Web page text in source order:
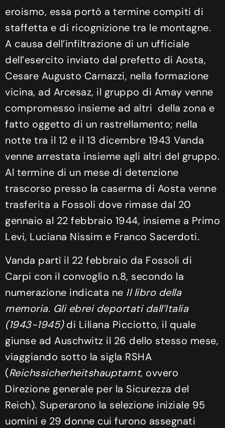
eroismo, essa portò a termine compiti di
staffetta e di ricognizione tra le montagne.
A causa dell’infiltrazione di un ufficiale
dell’esercito inviato dal prefetto di Aosta,
Cesare Augusto Carnazzi, nella formazione
vicina, ad Arcesaz, il gruppo di Amay venne
compromesso insieme ad altri della zona e
fatto oggetto di un rastrellamento; nella
notte tra il 12 e il 13 dicembre 1943 Vanda
venne arrestata insieme agli altri del gruppo.
Al termine di un mese di detenzione
trascorso presso la caserma di Aosta venne
trasferita a Fossoli dove rimase dal 20
gennaio al 22 febbraio 1944, insieme a Primo
Levi, Luciana Nissim e Franco Sacerdoti.
Vanda partì il 22 febbraio da Fossoli di
Carpi con il convoglio n.8, secondo la
numerazione indicata ne Il libro della
memoria. Gli ebrei deportati dall’Italia
(1943-1945)di Liliana Picciotto, il quale
giunse ad Auschwitz il 26 dello stesso mese,
viaggiando sotto la sigla RSHA
(Reichssicherheitshauptamt, ovvero
Direzione generale per la Sicurezza del
Reich). Superarono la selezione iniziale 95
uomini e 29 donne cui furono assegnati